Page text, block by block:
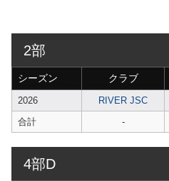
2部
シーズン クラブ
2026 RIVER JSC
合計
-
4部D